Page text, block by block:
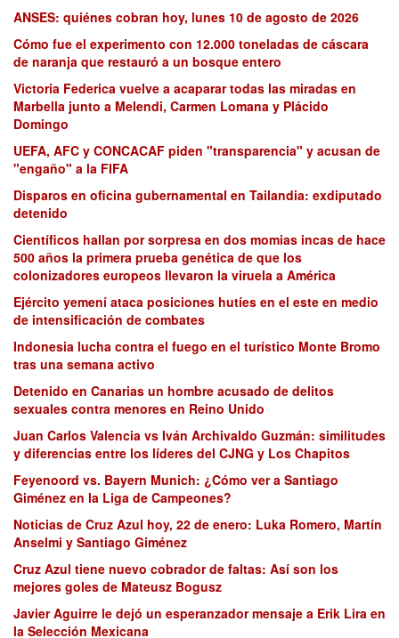
ANSES: quiénes cobran hoy, lunes 10 de agosto de 2026
Cómo fue el experimento con 12.000 toneladas de cáscara
de naranja que restauró a un bosque entero
Victoria Federica vuelve a acaparar todas las miradas en
Marbella junto a Melendi, Carmen Lomana y Plácido
Domingo
UEFA, AFC y CONCACAF piden "transparencia" y acusan de
"engaño" a la FIFA
Disparos en oficina gubernamental en Tailandia: exdiputado
detenido
Científicos hallan por sorpresa en dos momias incas de hace
500 años la primera prueba genética de que los
colonizadores europeos llevaron la viruela a América
Ejército yemení ataca posiciones hutíes en el este en medio
de intensificación de combates
Indonesia lucha contra el fuego en el turístico Monte Bromo
tras una semana activo
Detenido en Canarias un hombre acusado de delitos
sexuales contra menores en Reino Unido
Juan Carlos Valencia vs Iván Archivaldo Guzmán: similitudes
y diferencias entre los líderes del CJNG y Los Chapitos
Feyenoord vs. Bayern Munich: ¿Cómo ver a Santiago
Giménez en la Liga de Campeones?
Noticias de Cruz Azul hoy, 22 de enero: Luka Romero, Martín
Anselmi y Santiago Giménez
Cruz Azul tiene nuevo cobrador de faltas: Así son los
mejores goles de Mateusz Bogusz
Javier Aguirre le dejó un esperanzador mensaje a Erik Lira en
la Selección Mexicana